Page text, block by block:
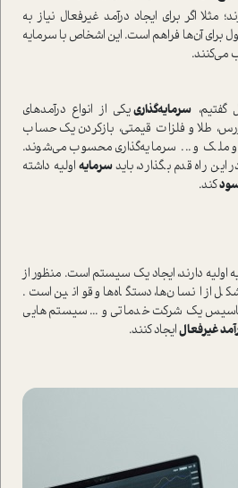
مثلا اگر برای ایجاد در‌آمد غیرفعال نیاز به
پول برای آن‌ها فراهم ا‌ست. این اشخاص با سرمایه
سرمایه‌گذارییکی از انواع در‌آمدهای
طلا و فلزات قیمتی، باز‌کردن یک حساب
و ملک و ... سرمایه‌گذاری محسوب می‌شوند.
راه قدم بگذارد، بایدسرمایهاولیه داشته
کند.
اولیه دارند‌، ایجاد یک سیستم ا‌ست. منظور از
از انسان‌ها، دستگاه‌ها و قوانین ا‌ست.
تاسیس یک شرکت خدماتی و ... سیستم‌هایی
غیرفعالایجاد کنند.